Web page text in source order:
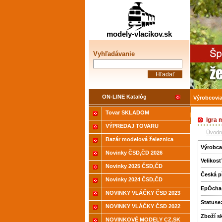
Igra
Česká
Statuse:
Zboží­
Tovar SKLADOM
VÝPREDAJ TOVARU
Bazár modelová železnica
Novinky ČSD,ČD 2026
Novinky 2025 ČSD,ČD
Novinky 2024 ČSD,ČD
NOVINKY VLÁČKY ČSD 2023
NOVINKY VLÁČKY ČSD 2022
NOVINKOVÉ MODELY CZ,SK
modely-vlacikov.sk
Vyhľadávanie
ON-LINE Katalóg Výrobcovia